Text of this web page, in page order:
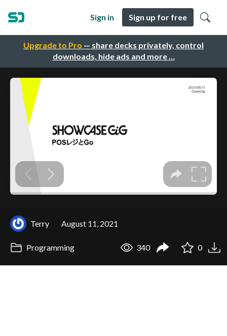
Upgrade to Pro — share decks privately, control
downloads, hide ads and more …
Sign in Sign up for free
Terry August 11, 2021
Programming 340 0